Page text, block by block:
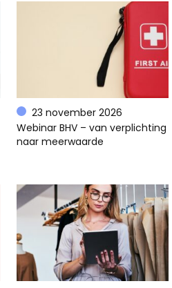
23 november 2026
Webinar BHV – van verplichting
naar meerwaarde